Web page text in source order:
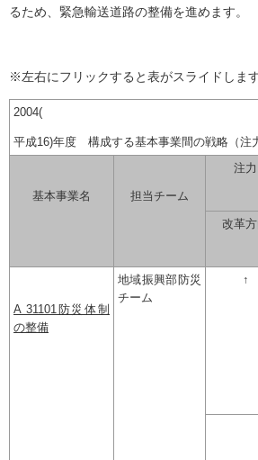
るため、緊急輸送道路の整備を進めます。
※左右にフリックすると表がスライドします
2004(
平成16)年度 構成する基本事業間の戦略（注
基本事業名 担当チーム
注力
改革方
A 31101防災体制
の整備
地域振興部防災
チーム
↑